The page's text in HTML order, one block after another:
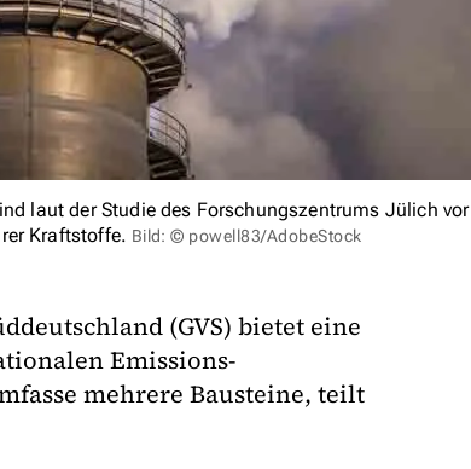
laut der Studie des Forschungszentrums Jülich vor
Kraftstoffe. Bild: © powell83/AdobeStock
(GVS) bietet eine
Emissions-
mehrere Bausteine, teilt